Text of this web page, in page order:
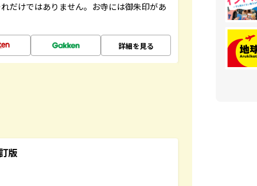
だけではありません。お寺には御朱印があ
詳細を見る
版